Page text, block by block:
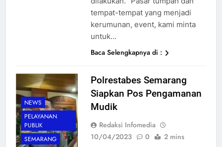
tempat-tempat yang menjadi
kerumunan, event, kami minta
untuk…
Baca Selengkapnya di :
NEWS
PELAYANAN
PUBLIK
SEMARANG
Polrestabes Semarang
Siapkan Pos Pengamanan
Mudik
Redaksi Infomedia
10/04/2023
0 2 mins